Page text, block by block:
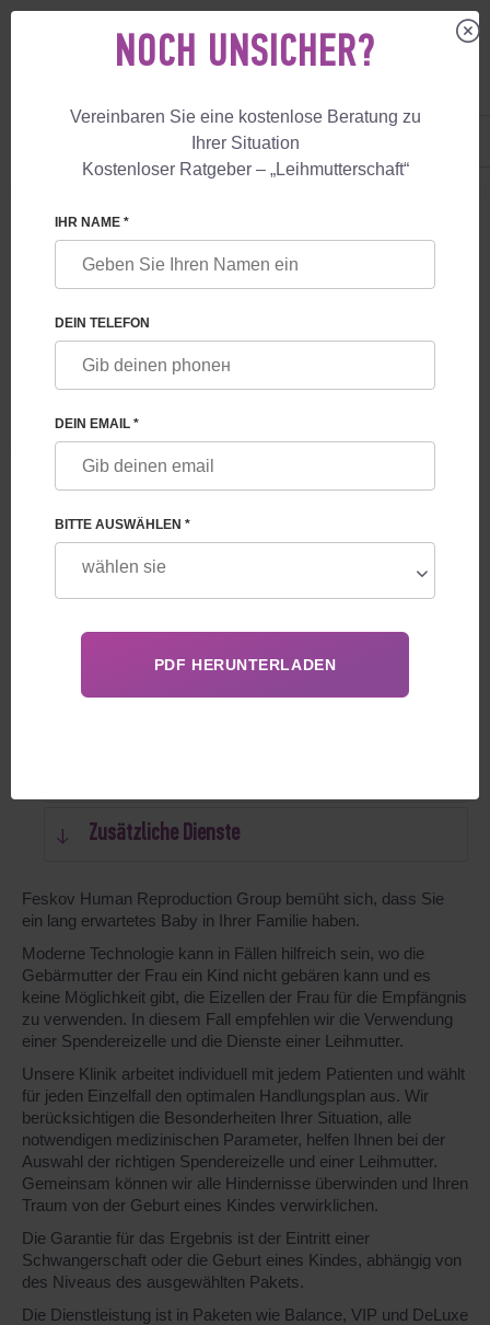
GARANTIERTE
LEIHMUTTERSCHAFT MIT
EIZELLSPENDE
Wie funktioniert Leihmutterschaft mit
Eizellspende?
Prozess der Leihmutterschaft mit
Zusätzliche Dienste
Feskov Human Reproduction Group bemüht sich, dass Sie
ein lang erwartetes Baby in Ihrer Familie haben.
Moderne Technologie kann in Fällen hilfreich sein, wo die
Gebärmutter der Frau ein Kind nicht gebären kann und es
keine Möglichkeit gibt, die Eizellen der Frau für die Empfängnis
zu verwenden. In diesem Fall empfehlen wir die Verwendung
einer Spendereizelle und die Dienste einer Leihmutter.
Unsere Klinik arbeitet individuell mit jedem Patienten und wählt
für jeden Einzelfall den optimalen Handlungsplan aus. Wir
berücksichtigen die Besonderheiten Ihrer Situation, alle
notwendigen medizinischen Parameter, helfen Ihnen bei der
Auswahl der richtigen Spendereizelle und einer Leihmutter.
Gemeinsam können wir alle Hindernisse überwinden und Ihren
Traum von der Geburt eines Kindes verwirklichen.
Die Garantie für das Ergebnis ist der Eintritt einer
Schwangerschaft oder die Geburt eines Kindes, abhängig von
des Niveaus des ausgewählten Pakets.
Die Dienstleistung ist in Paketen wie Balance, VIP und DeLuxe
NOCH UNSICHER?
Vereinbaren Sie eine kostenlose Beratung zu
Ihrer Situation
Kostenloser Ratgeber – „Leihmutterschaft“
IHR NAME *
DEIN TELEFON
DEIN EMAIL *
BITTE AUSWÄHLEN *